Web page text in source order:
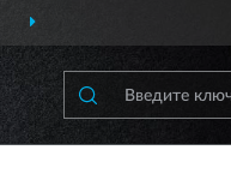
ПО ВСЕЙ РОССИИ